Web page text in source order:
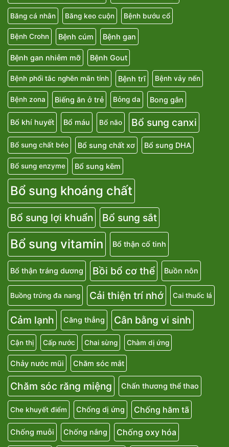
Băng cá nhân Băng keo cuộn Bệnh bướu cổ
Bệnh Crohn Bệnh cúm Bệnh gan
Bệnh gan nhiễm mỡ Bệnh Gout
Bệnh phổi tắc nghẽn mãn tính Bệnh trĩ Bệnh vảy nến
Bệnh zona Biếng ăn ở trẻ Bỏng da Bong gân
Bổ khí huyết Bổ máu Bổ não Bổ sung canxi
Bổ sung chất béo Bổ sung chất xơ Bổ sung DHA
Bổ sung enzyme Bổ sung kẽm
Bổ sung khoáng chất
Bổ sung lợi khuẩn Bổ sung sắt
Bổ sung vitamin Bổ thận cố tinh
Bổ thận tráng dương Bồi bổ cơ thể Buồn nôn
Buồng trứng đa nang Cải thiện trí nhớ Cai thuốc lá
Cảm lạnh Căng thẳng Cân bằng vi sinh
Cận thị Cấp nước Chai sừng Chàm dị ứng
Chảy nước mũi Chăm sóc mắt
Chăm sóc răng miệng Chấn thương thể thao
Che khuyết điểm Chống dị ứng Chống hăm tã
Chống muỗi Chống nắng Chống oxy hóa